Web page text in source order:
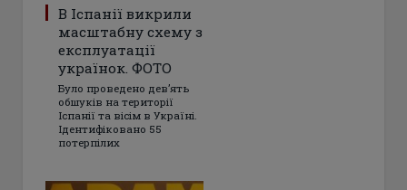
В Іспанії викрили
масштабну схему з
експлуатації
українок. ФОТО
Було проведено дев’ять
обшуків на території
Іспанії та вісім в Україні.
Ідентифіковано 55
потерпілих